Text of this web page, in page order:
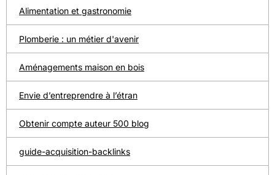
Alimentation et gastronomie
Plomberie : un métier d'avenir
Aménagements maison en bois
Envie d’entreprendre à l’étran
Obtenir compte auteur 500 blog
guide-acquisition-backlinks